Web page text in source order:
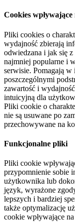
Cookies
Pliki cookies o
wydajność zbierają
odwiedzana i jak się
najmniej popularne i
serwisie. Pomagają
poszczególnymi
zawartość i
intuicyjną dla
Pliki cookie o
nie są usuwane po
przechowywane na
Funkcjonalne pliki
Pliki cookie
przypomnienie sobie
użytkownika lub
język, wyrażone
lepszych i bardziej
także optymalizację
cookie wpływające